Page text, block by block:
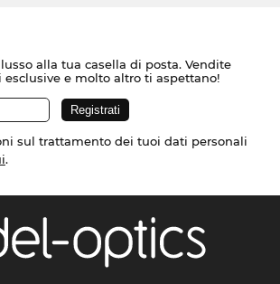
alla tua casella di posta. Vendite
esclusive e molto altro ti aspettano!
sul trattamento dei tuoi dati personali
.